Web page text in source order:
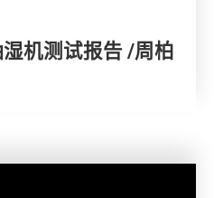
湿机测试报告 /周柏